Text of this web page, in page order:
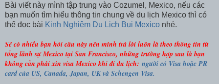
Bài viết này mình tập trung vào Cozumel, Mexico, nếu các
bạn muốn tìm hiểu thông tin chung về du lịch Mexico thì có
thể đọc bài Kinh Nghiệm Du Lịch Bụi Mexico nhé.
Sẽ có nhiều bạn hỏi câu này nên mình trả lời luôn là theo thông tin từ
tổng lãnh sự Mexico tại San Francisco, những trường hợp sau là bạn
không cần phải xin visa Mexico khi đi du lịch: người có Visa hoặc PR
card của US, Canada, Japan, UK và Schengen Visa.